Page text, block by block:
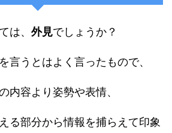
は、 外見でしょうか？
言うとはよく言ったもので、
内容より姿勢や表情、
る部分から情報を捕らえて印象